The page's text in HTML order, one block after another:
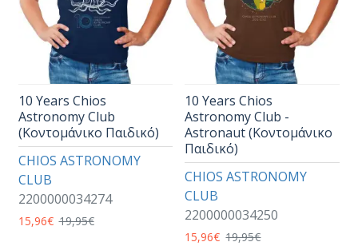
CHIOS ASTRONOMY
CLUB
2200000034274
10 Years Chios
Astronomy Club
(Κοντομάνικο Παιδικό)
15,96€ 19,95€
CHIOS ASTRONOMY
CLUB
2200000034250
10 Years Chios
Astronomy Club -
Astronaut (Κοντομάνικο
Παιδικό)
15,96€ 19,95€